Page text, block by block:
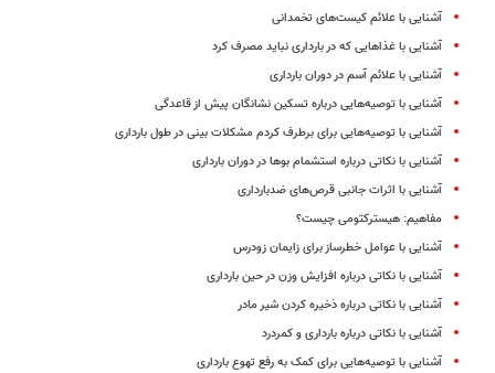
آشنایی با علائم کیست‌های تخمدانی
آشنایی با غذاهایی که در بارداری نباید مصرف کرد
آشنایی با علائم آسم در دوران بارداری
آشنایی با توصیه‌هایی درباره تسکین نشانگان پیش از قاعدگی
آشنایی با توصیه‌هایی برای برطرف کردم مشکلات بینی در طول بارداری
آشنایی با نکاتی درباره استشمام بوها در دوران بارداری
آشنایی با اثرات جانبی قرص‌های ضدبارداری
مفاهیم: هیسترکتومی چیست؟
آشنایی با عوامل خطرساز برای زایمان زودرس
آشنایی با نکاتی درباره افزایش وزن در حین بارداری
آشنایی با نکاتی درباره ذخیره کردن شیر مادر
آشنایی با نکاتی درباره بارداری و کمردرد
آشنایی با توصیه‌هایی برای کمک به رفع تهوع بارداری